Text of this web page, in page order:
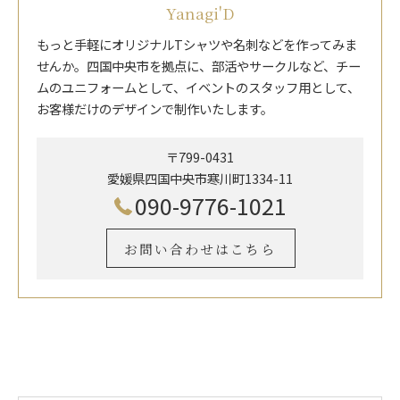
Yanagi'D
もっと手軽にオリジナルTシャツや名刺などを作ってみま
せんか。四国中央市を拠点に、部活やサークルなど、チー
ムのユニフォームとして、イベントのスタッフ用として、
お客様だけのデザインで制作いたします。
〒799-0431
愛媛県四国中央市寒川町1334-11
090-9776-1021
お問い合わせはこちら